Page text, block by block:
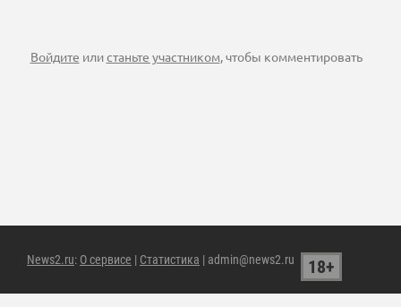
Войдите илистаньте участником, чтобы комментировать
News2.ru: О сервисе | Статистика | admin@news2.ru 18+